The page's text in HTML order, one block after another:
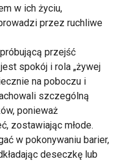
w ich życiu,
przez ruchliwe
przejść
spokój i rola „żywej
na poboczu i
szczególną
ponieważ
zostawiając młode.
w pokonywaniu barier,
deseczkę lub